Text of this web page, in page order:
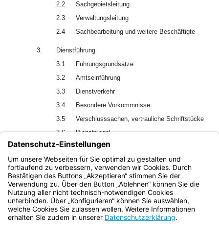
2.2
Sachgebietsleitung
2.3
Verwaltungsleitung
2.4
Sachbearbeitung und weitere Beschäftigte
3.
Dienstführung
3.1
Führungsgrundsätze
3.2
Amtseinführung
3.3
Dienstverkehr
3.4
Besondere Vorkommnisse
3.5
Verschlusssachen, vertrauliche Schriftstücke
3.6
Dienstsiegel
3.7
Veröffentlichungen
4. Schlussbestimmungen
Bayern.de
BayernPortal